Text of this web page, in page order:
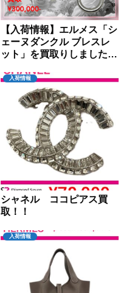
【入荷情報】エルメス「シ
ェーヌダンクル ブレスレ
ット」を買取りしました｜
入荷情報
シャネル ココピアス買
取！！
入荷情報